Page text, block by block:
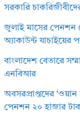
সরকারি
জুলাই মাসের পেনশন
অ্যাকাউন্ট যাচাইয়ের
বাংলাদেশ বেতারে
এনবিআর
অবসরপ্রাপ্তদের ‘ওয়ান
পেনশন ২০ হাজার